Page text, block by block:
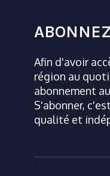
Afin d'avoir
région au
abonnement
S'abonner,
qualité et